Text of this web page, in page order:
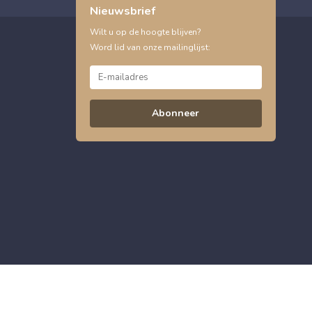
Nieuwsbrief
Wilt u op de hoogte blijven?
Word lid van onze mailinglijst:
Abonneer